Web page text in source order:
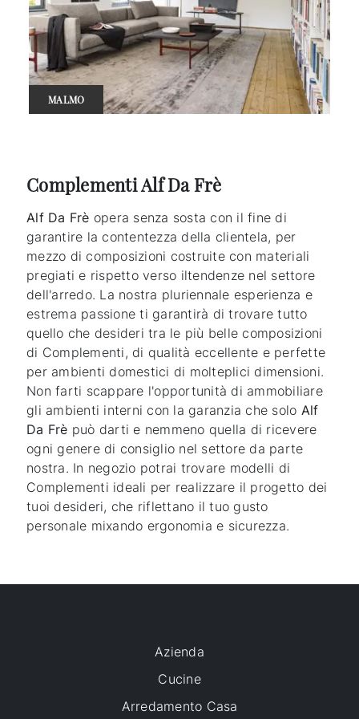
MALMO
Complementi Alf Da Frè
Alf Da Frè opera senza sosta con il fine di
garantire la contentezza della clientela, per
mezzo di composizioni costruite con materiali
pregiati e rispetto verso iltendenze nel settore
dell'arredo. La nostra pluriennale esperienza e
estrema passione ti garantirà di trovare tutto
quello che desideri tra le più belle composizioni
di Complementi, di qualità eccellente e perfette
per ambienti domestici di molteplici dimensioni.
Non farti scappare l'opportunità di ammobiliare
gli ambienti interni con la garanzia che solo Alf
Da Frè può darti e nemmeno quella di ricevere
ogni genere di consiglio nel settore da parte
nostra. In negozio potrai trovare modelli di
Complementi ideali per realizzare il progetto dei
tuoi desideri, che riflettano il tuo gusto
personale mixando ergonomia e sicurezza.
Azienda
Cucine
Arredamento Casa